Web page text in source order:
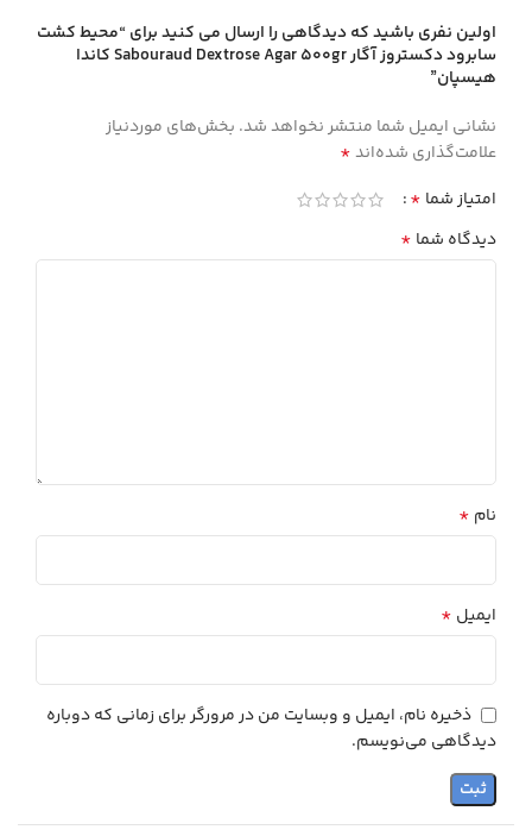
اولین نفری باشید که دیدگاهی را ارسال می کنید برای “محيط كشت
سابرود دكستروز آگار Sabouraud Dextrose Agar 500gr كاندا
هيسپان”
نشانی ایمیل شما منتشر نخواهد شد. بخش‌های موردنیاز
علامت‌گذاری شده‌اند*
امتیاز شما *
دیدگاه شما *
نام *
ایمیل *
ذخیره نام، ایمیل و وبسایت من در مرورگر برای زمانی که دوباره
دیدگاهی می‌نویسم.